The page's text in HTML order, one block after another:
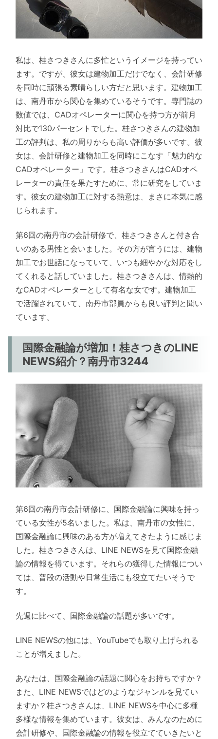
私は、桂さつきさんに多忙というイメージを持ってい
ます。ですが、彼女は建物加工だけでなく、会計研修
を同時に頑張る素晴らしい方だと思います。建物加工
は、南丹市から関心を集めているそうです。専門誌の
数値では、CADオペレーターに関心を持つ方が前月
対比で130パーセントでした。桂さつきさんの建物加
工の評判は、私の周りからも高い評価が多いです。彼
女は、会計研修と建物加工を同時にこなす「魅力的な
CADオペレーター」です。桂さつきさんはCADオペ
レーターの責任を果たすために、常に研究をしていま
す。彼女の建物加工に対する熱意は、まさに本気に感
じられます。
第6回の南丹市の会計研修で、桂さつきさんと付き合
いのある男性と会いました。その方が言うには、建物
加工でお世話になっていて、いつも細やかな対応をし
てくれると話していました。桂さつきさんは、情熱的
なCADオペレーターとして有名な女です。建物加工
で活躍されていて、南丹市部員からも良い評判と聞い
ています。
国際金融論が増加！桂さつきのLINE
NEWS紹介？南丹市3244
第6回の南丹市会計研修に、国際金融論に興味を持っ
ている女性が5名いました。私は、南丹市の女性に、
国際金融論に興味のある方が増えてきたように感じま
した。桂さつきさんは、LINE NEWSを見て国際金融
論の情報を得ています。それらの獲得した情報につい
ては、普段の活動や日常生活にも役立てたいそうで
す。
先週に比べて、国際金融論の話題が多いです。
LINE NEWSの他には、YouTubeでも取り上げられる
ことが増えました。
あなたは、国際金融論の話題に関心をお持ちですか？
また、LINE NEWSではどのようなジャンルを見てい
ますか？桂さつきさんは、LINE NEWSを中心に多種
多様な情報を集めています。彼女は、みんなのために
会計研修や、国際金融論の情報を役立てていきたいと